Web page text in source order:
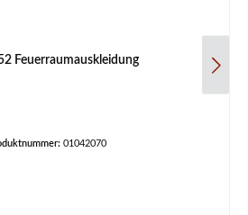
Feuerraumauskleidung
01042070